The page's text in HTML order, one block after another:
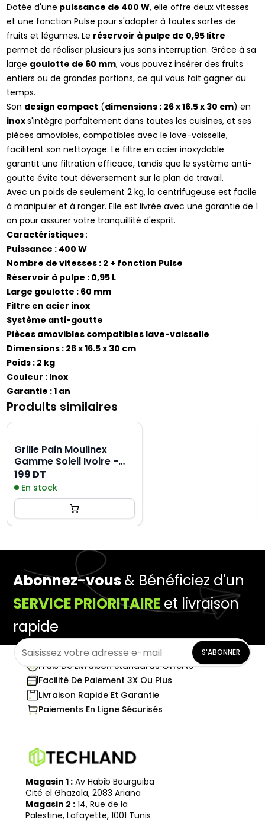
Dotée d'une puissance de 400 W, elle offre deux vitesses
et une fonction Pulse pour s'adapter à toutes sortes de
fruits et légumes. Le réservoir à pulpe de 0,95 litre
permet de réaliser plusieurs jus sans interruption. Grâce à sa
large goulotte de 60 mm, vous pouvez insérer des fruits
entiers ou de grandes portions, ce qui vous fait gagner du
temps.
Son design compact (dimensions : 26 x 16.5 x 30 cm) en
inoxs'intègre parfaitement dans toutes les cuisines, et ses
pièces amovibles, compatibles avec le lave-vaisselle,
facilitent son nettoyage. Le filtre en acier inoxydable
garantit une filtration efficace, tandis que le système anti-
goutte évite tout déversement sur le plan de travail.
Avec un poids de seulement 2 kg, la centrifugeuse est facile
à manipuler et à ranger. Elle est livrée avec une garantie de 1
an pour assurer votre tranquillité d'esprit.
Caractéristiques:
Puissance : 400 W
Nombre de vitesses : 2 + fonction Pulse
Réservoir à pulpe : 0,95 L
Large goulotte : 60 mm
Filtre en acier inox
Système anti-goutte
Pièces amovibles compatibles lave-vaisselle
Dimensions : 26 x 16.5 x 30 cm
Poids : 2 kg
Couleur : Inox
Garantie : 1 an
Produits similaires
Grille Pain Moulinex
Gamme Soleil Ivoire -
Blanc
199 DT
En stock
Abonnez-vous& Bénéficiez d'un
SERVICE PRIORITAIRE et livraison
rapide
S'ABONNER
Frais De Livraison Standards Offerts
Facilité De Paiement 3X Ou Plus
Livraison Rapide Et Garantie
Paiements En Ligne Sécurisés
Magasin 1 : Av Habib Bourguiba
Cité el Ghazala, 2083 Ariana
Magasin 2 : 14, Rue de la
Palestine, Lafayette, 1001 Tunis